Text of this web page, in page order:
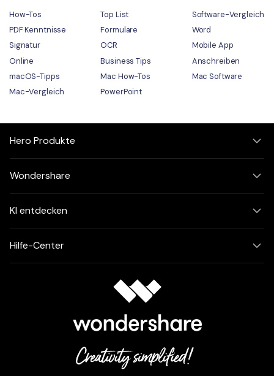
How-Tos Top List
Software-Vergleich
PDF Kenntnisse
Formulare
Word
Signatur
OCR
Mobile App
Online
Business Tips
Anschreiben
macOS-Tipps
Mac How-Tos
Mac Software
Mac-Vergleich
PowerPoint
Hero Produkte
Wondershare
KI entdecken
Hilfe-Center